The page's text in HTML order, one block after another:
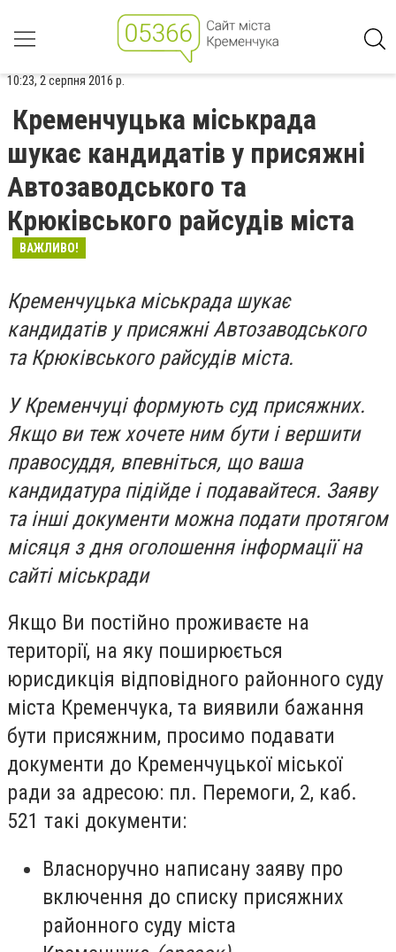
10:23, 2 серпня 2016 р.
Кременчуцька міськрада
шукає кандидатів у присяжні
Автозаводського та
Крюківського райсудів міста
ВАЖЛИВО!
Кременчуцька міськрада шукає
кандидатів у присяжні Автозаводського
та Крюківського райсудів міста.
У Кременчуці формують суд присяжних.
Якщо ви теж хочете ним бути і вершити
правосуддя, впевніться, що ваша
кандидатура підійде і подавайтеся. Заяву
та інші документи можна подати протягом
місяця з дня оголошення інформації на
сайті міськради
Якщо Ви постійно проживаєте на
території, на яку поширюється
юрисдикція відповідного районного суду
міста Кременчука, та виявили бажання
бути присяжним, просимо подавати
документи до Кременчуцької міської
ради за адресою: пл. Перемоги, 2, каб.
521 такі документи:
Власноручно написану заяву про
включення до списку присяжних
районного суду міста